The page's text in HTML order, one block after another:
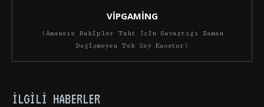
VİPGAMİNG
(Amansız Rakipler Taht İçin Savaştığı Zaman
Değişmeyen Tek Şey Kaostur)
İLGILI HABERLER